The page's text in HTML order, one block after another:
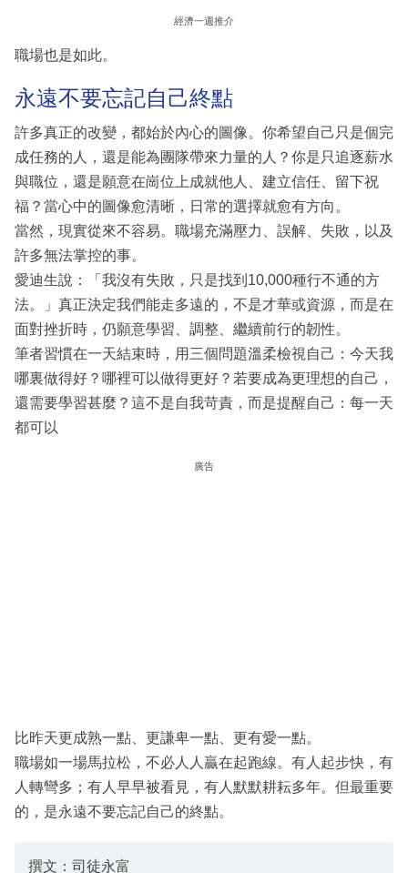
經濟一週推介
職場也是如此。
永遠不要忘記自己終點
許多真正的改變，都始於內心的圖像。你希望自己只是個完
成任務的人，還是能為團隊帶來力量的人？你是只追逐薪水
與職位，還是願意在崗位上成就他人、建立信任、留下祝
福？當心中的圖像愈清晰，日常的選擇就愈有方向。
當然，現實從來不容易。職場充滿壓力、誤解、失敗，以及
許多無法掌控的事。
愛迪生說：「我沒有失敗，只是找到10,000種行不通的方
法。」真正決定我們能走多遠的，不是才華或資源，而是在
面對挫折時，仍願意學習、調整、繼續前行的韌性。
筆者習慣在一天結束時，用三個問題溫柔檢視自己：今天我
哪裏做得好？哪裡可以做得更好？若要成為更理想的自己，
還需要學習甚麼？這不是自我苛責，而是提醒自己：每一天
都可以
廣告
比昨天更成熟一點、更謙卑一點、更有愛一點。
職場如一場馬拉松，不必人人贏在起跑線。有人起步快，有
人轉彎多；有人早早被看見，有人默默耕耘多年。但最重要
的，是永遠不要忘記自己的終點。
撰文：司徒永富